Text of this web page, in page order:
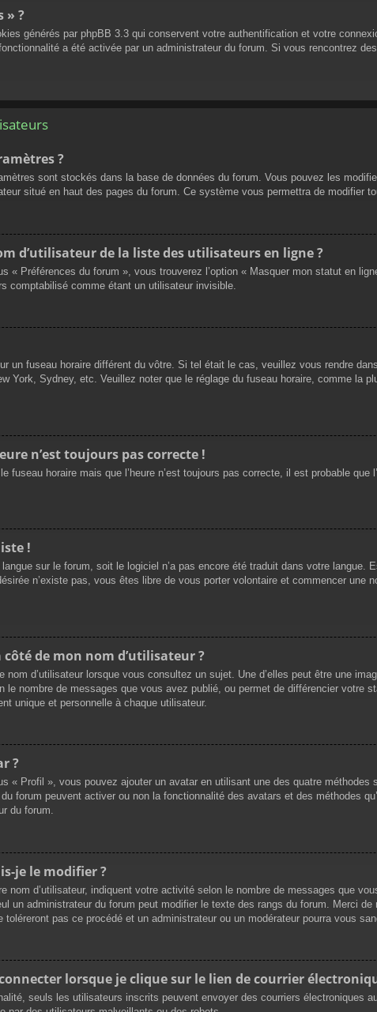
» ?
générés par phpBB 3.3 qui conservent votre authentification et votre
a été activée par un administrateur du forum. Si vous rencontrez
?
sont stockés dans la base de données du forum. Vous pouvez les
situé en haut des pages du forum. Ce système vous permettra de modifier
d’utilisateur de la liste des utilisateurs en ligne ?
« Préférences du forum », vous trouverez l’option « Masquer mon statut en
comptabilisé comme étant un utilisateur invisible.
un fuseau horaire différent du vôtre. Si tel était le cas, veuillez vous rendre
York, Sydney, etc. Veuillez noter que le réglage du fuseau horaire, comme la
n’est toujours pas correcte !
fuseau horaire mais que l’heure n’est toujours pas correcte, il est probable
!
sur le forum, soit le logiciel n’a pas encore été traduit dans votre
n’existe pas, vous êtes libre de vous porter volontaire et commencer une
de mon nom d’utilisateur ?
nom d’utilisateur lorsque vous consultez un sujet. Une d’elles peut être une
le nombre de messages que vous avez publié, ou permet de différencier votre
unique et personnelle à chaque utilisateur.
?
« Profil », vous pouvez ajouter un avatar en utilisant une des quatre
forum peuvent activer ou non la fonctionnalité des avatars et des méthodes
du forum.
je le modifier ?
nom d’utilisateur, indiquent votre activité selon le nombre de messages que
un administrateur du forum peut modifier le texte des rangs du forum. Merci
pas ce procédé et un administrateur ou un modérateur pourra vous
lorsque je clique sur le lien de courrier
seuls les utilisateurs inscrits peuvent envoyer des courriers électroniques